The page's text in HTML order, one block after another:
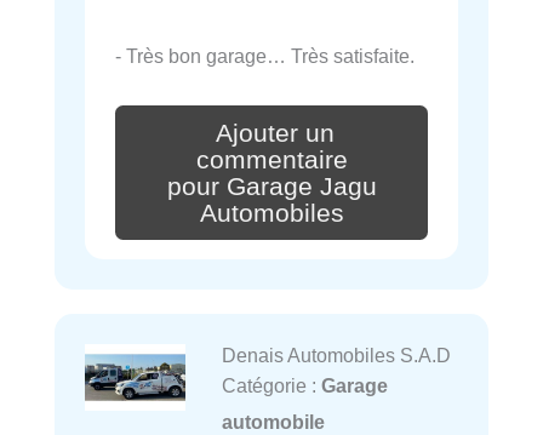
- Très bon garage… Très satisfaite.
Ajouter un
commentaire
pour Garage Jagu
Automobiles
Denais Automobiles S.A.D
Catégorie : Garage
automobile